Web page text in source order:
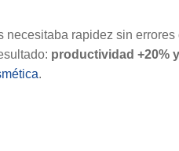
rapidez sin
productividad +20%
.